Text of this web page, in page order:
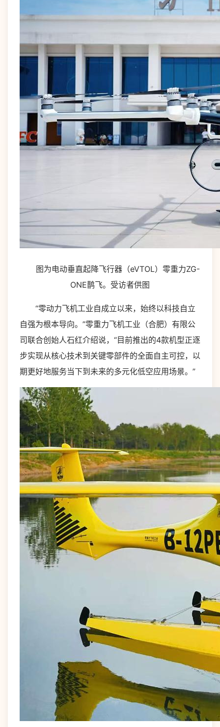
图为电动垂直起降飞行器（eVTOL）零重力ZG-
ONE鹊飞。受访者供图
“零动力飞机工业自成立以来，始终以科技自立
自强为根本导向。”零重力飞机工业（合肥）有限公
司联合创始人石红介绍说，“目前推出的4款机型正逐
步实现从核心技术到关键零部件的全面自主可控，以
期更好地服务当下到未来的多元化低空应用场景。”